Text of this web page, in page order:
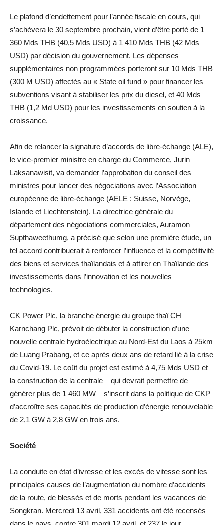
Le plafond d’endettement pour l’année fiscale en cours, qui
s’achèvera le 30 septembre prochain, vient d’être porté de 1
360 Mds THB (40,5 Mds USD) à 1 410 Mds THB (42 Mds
USD) par décision du gouvernement. Les dépenses
supplémentaires non programmées porteront sur 10 Mds THB
(300 M USD) affectés au « State oil fund » pour financer les
subventions visant à stabiliser les prix du diesel, et 40 Mds
THB (1,2 Md USD) pour les investissements en soutien à la
croissance.
Afin de relancer la signature d’accords de libre-échange (ALE),
le vice-premier ministre en charge du Commerce, Jurin
Laksanawisit, va demander l’approbation du conseil des
ministres pour lancer des négociations avec l’Association
européenne de libre-échange (AELE : Suisse, Norvège,
Islande et Liechtenstein). La directrice générale du
département des négociations commerciales, Auramon
Supthaweethumg, a précisé que selon une première étude, un
tel accord contribuerait à renforcer l’influence et la compétitivité
des biens et services thaïlandais et à attirer en Thaïlande des
investissements dans l’innovation et les nouvelles
technologies.
CK Power Plc, la branche énergie du groupe thaï CH
Karnchang Plc, prévoit de débuter la construction d’une
nouvelle centrale hydroélectrique au Nord-Est du Laos à 25km
de Luang Prabang, et ce après deux ans de retard lié à la crise
du Covid-19. Le coût du projet est estimé à 4,75 Mds USD et
la construction de la centrale – qui devrait permettre de
générer plus de 1 460 MW – s’inscrit dans la politique de CKP
d’accroître ses capacités de production d’énergie renouvelable
de 2,1 GW à 2,8 GW en trois ans.
Société
La conduite en état d’ivresse et les excès de vitesse sont les
principales causes de l’augmentation du nombre d’accidents
de la route, de blessés et de morts pendant les vacances de
Songkran. Mercredi 13 avril, 331 accidents ont été recensés